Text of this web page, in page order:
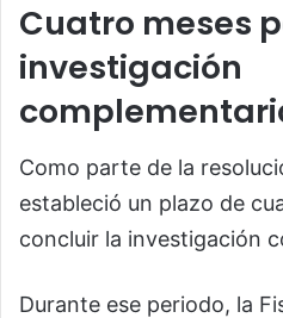
Cuatro meses
investigación
Como parte de la
estableció un plazo de
concluir la investigación
Durante ese periodo, la